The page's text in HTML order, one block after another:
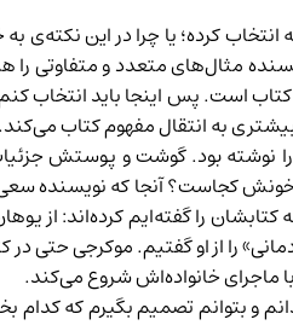
کرده؛ یا چرا در این
مثال‌های متعدد و متفاوتی را
است. پس اینجا باید انتخاب
به انتقال مفهوم کتاب می‌کند.
نوشته بود. گوشت و پوستش
خونش کجاست؟ آنجا که نویسنده
را گفته‌ایم کرده‌اند: از
»‌ را از او گفتیم. موکرجی حتی
ماجرای خانواده‌اش شروع می‌کند.
بتوانم تصمیم بگیرم که کدام